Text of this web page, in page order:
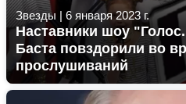
Звезды | 6 января 2023 г.
Наставники шоу
Баста повздорили во
прослушиваний